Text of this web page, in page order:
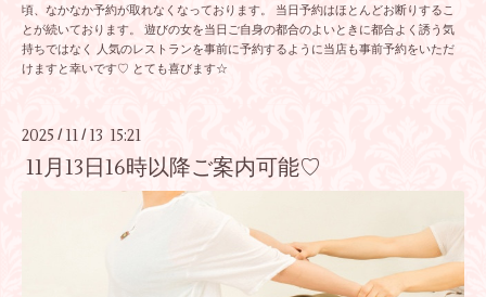
頃、なかなか予約が取れなくなっております。 当日予約はほとんどお断りするこ
とが続いております。 遊びの女を当日ご自身の都合のよいときに都合よく誘う気
持ちではなく 人気のレストランを事前に予約するように当店も事前予約をいただ
けますと幸いです♡ とても喜びます☆
2025 / 11 / 13 15:21
11月13日16時以降ご案内可能♡